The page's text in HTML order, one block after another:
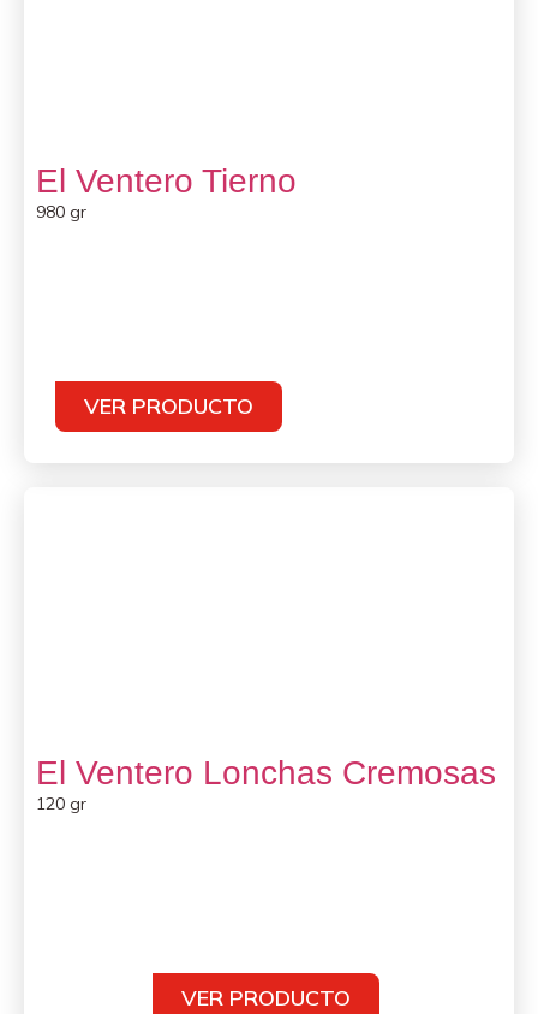
El Ventero Tierno
980 gr
VER PRODUCTO
El Ventero Lonchas Cremosas
120 gr
VER PRODUCTO